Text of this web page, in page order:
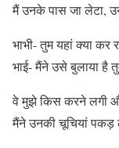
मैं उनके पास जा लेटा,
भाभी- तुम यहां क्या कर
भाई- मैंने उसे बुलाया है
वे मुझे किस करने लगी
मैंने उनकी चूचियां